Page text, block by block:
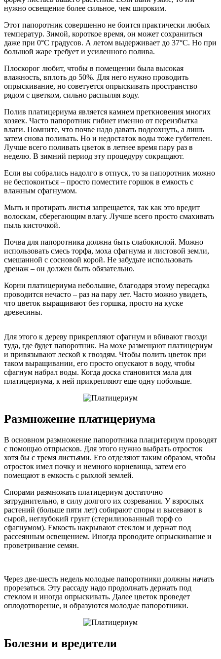
нужно освещение более сильное, чем широким.
Этот папоротник совершенно не боится практически любых
температур. Зимой, короткое время, он может сохраниться
даже при 0°С градусов. А летом выдерживает до 37°С. Но при
большой жаре требует и усиленного полива.
Плоскорог любит, чтобы в помещении была высокая
влажность, вплоть до 50%. Для него нужно проводить
опрыскивание, но советуется опрыскивать пространство
рядом с цветком, сильно распыляя воду.
Полив платицериума является камнем преткновения многих
хозяек. Часто папоротник гибнет именно от переизбытка
влаги. Помните, что почве надо давать подсохнуть, а лишь
затем снова поливать. Но и недостаток воды тоже губителен.
Лучше всего поливать цветок в летнее время пару раз в
неделю. В зимний период эту процедуру сокращают.
Если вы собрались надолго в отпуск, то за папоротник можно
не беспокоиться – просто поместите горшок в емкость с
влажным сфагнумом.
Мыть и протирать листья запрещается, так как это вредит
волоскам, сберегающим влагу. Лучше всего просто смахивать
пыль кисточкой.
Почва для папоротника должна быть слабокислой. Можно
использовать смесь торфа, моха сфагнума и листовой земли,
смешанной с сосновой корой. Не забудьте использовать
дренаж – он должен быть обязательно.
Корни платицериума небольшие, благодаря этому пересадка
проводится нечасто – раз на пару лет. Часто можно увидеть,
что цветок выращивают без горшка, просто на куске
древесины.
Для этого к дереву прикрепляют сфагнум и вбивают гвозди
туда, где будет папоротник. На мохе размещают платицериум
и привязывают леской к гвоздям. Чтобы полить цветок при
таком выращивании, его просто опускают в воду, чтобы
сфагнум набрал воды. Когда доска становится мала для
платицериума, к ней прикрепляют еще одну побольше.
Размножение платицериума
В основном размножение папоротника плацитериум проводят
с помощью отпрысков. Для этого нужно выбрать отросток
хотя бы с тремя листьями. Его отделяют таким образом, чтобы
отросток имел почку и немного корневища, затем его
помещают в емкость с рыхлой землей.
Спорами размножать платицериум достаточно
затруднительно, в силу долгого их созревания. У взрослых
растений (больше пяти лет) собирают споры и высевают в
сырой, неглубокий грунт (стерилизованный торф со
сфагнумом). Емкость накрывают стеклом и держат под
рассеянным освещением. Иногда проводите опрыскивание и
проветривание семян.
Через две-шесть недель молодые папоротники должны начать
прорезаться. Эту рассаду надо продолжать держать под
стеклом и иногда опрыскивать. Далее цветок проведет
оплодотворение, и образуются молодые папоротники.
Болезни и вредители